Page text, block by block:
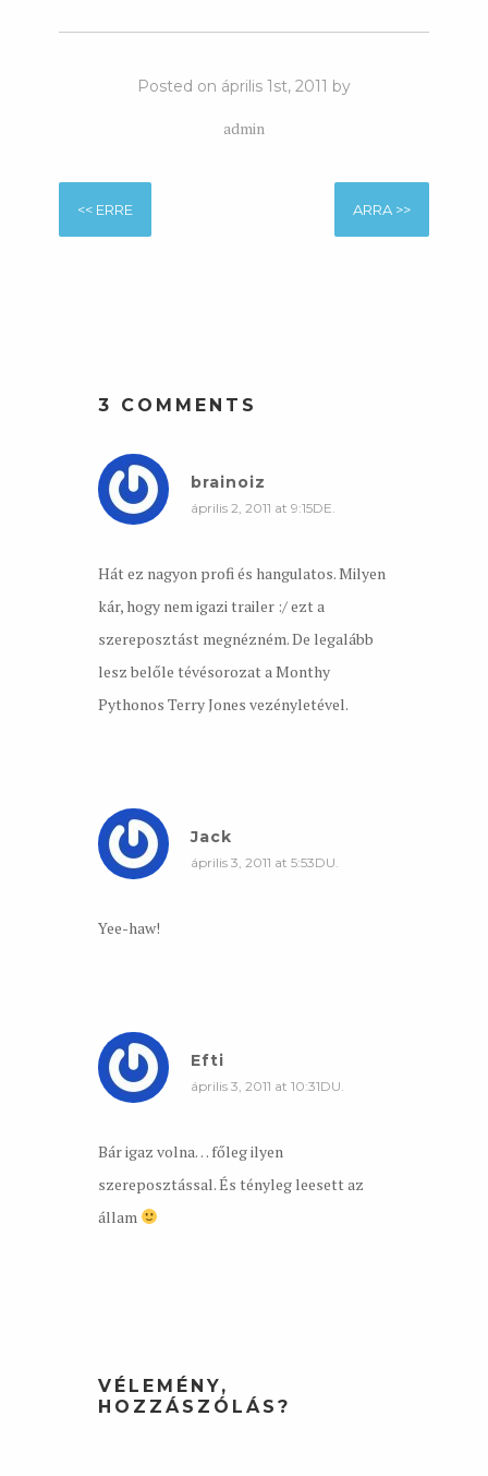
Posted on április 1st, 2011 by
admin
ARRA >>
<< ERRE
3 COMMENTS
brainoiz
április 2, 2011 at 9:15DE.
Hát ez nagyon profi és hangulatos. Milyen
kár, hogy nem igazi trailer :/ ezt a
szereposztást megnézném. De legalább
lesz belőle tévésorozat a Monthy
Pythonos Terry Jones vezényletével.
Jack
április 3, 2011 at 5:53DU.
Yee-haw!
Efti
április 3, 2011 at 10:31DU.
Bár igaz volna… főleg ilyen
szereposztással. És tényleg leesett az
állam
VÉLEMÉNY,
HOZZÁSZÓLÁS?